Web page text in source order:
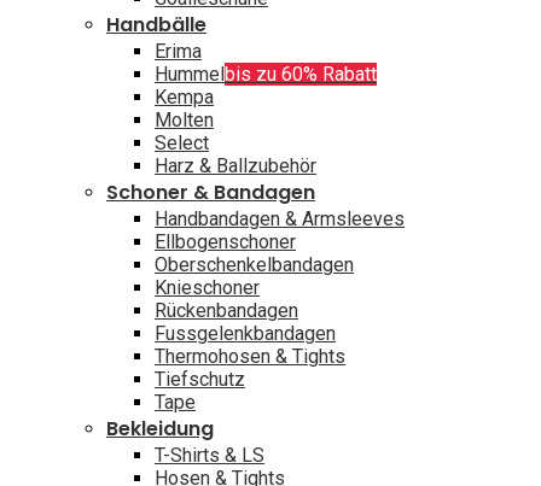
Handbälle
Erima
Hummelbis zu 60% Rabatt
Kempa
Molten
Select
Harz & Ballzubehör
Schoner & Bandagen
Handbandagen & Armsleeves
Ellbogenschoner
Oberschenkelbandagen
Knieschoner
Rückenbandagen
Fussgelenkbandagen
Thermohosen & Tights
Tiefschutz
Tape
Bekleidung
T-Shirts & LS
Hosen & Tights